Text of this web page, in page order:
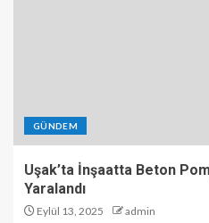
GÜNDEM
Uşak’ta İnşaatta Beton
Yaralandı
Eylül 13, 2025 admin